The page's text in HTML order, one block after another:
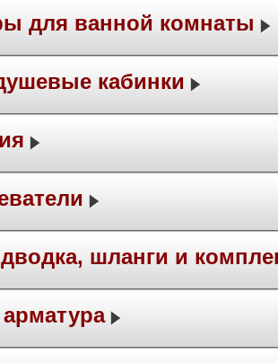
для ванной комнаты
кабинки
шланги и